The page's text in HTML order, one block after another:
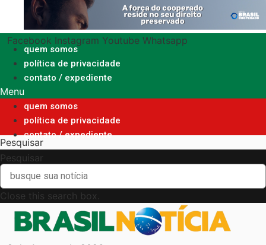
o
conteúdo
Facebook Instagram Youtube Whatsapp
quem somos
política de privacidade
contato / expediente
Menu
quem somos
política de privacidade
contato / expediente
Pesquisar
Pesquisar
Close this search box.